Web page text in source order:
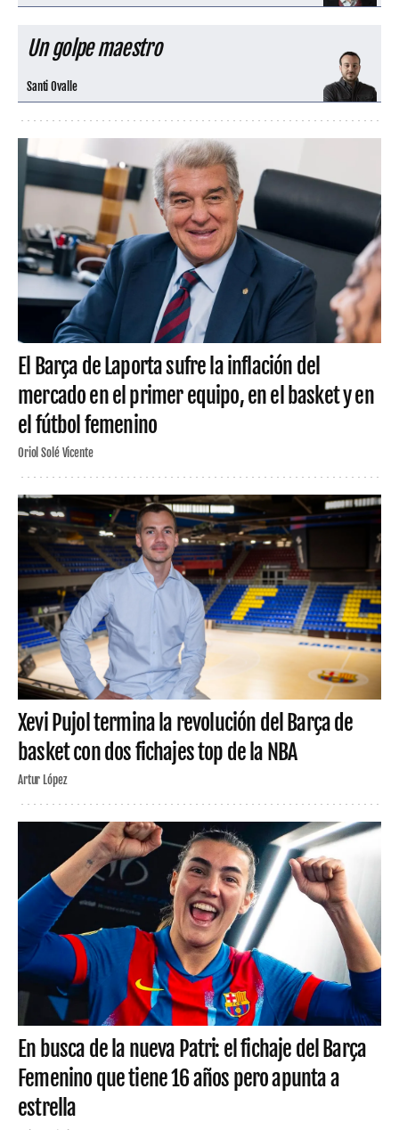
Un golpe maestro
Santi Ovalle
El Barça de Laporta sufre la inflación del
mercado en el primer equipo, en el basket y en
el fútbol femenino
Oriol Solé Vicente
Xevi Pujol termina la revolución del Barça de
basket con dos fichajes top de la NBA
Artur López
En busca de la nueva Patri: el fichaje del Barça
Femenino que tiene 16 años pero apunta a
estrella